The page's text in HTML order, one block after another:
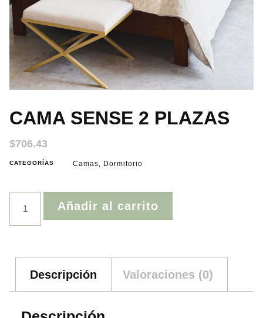
CAMA SENSE 2 PLAZAS
$706.43
CATEGORÍAS Camas Dormitorio
Añadir al carrito
Descripción Valoraciones (0)